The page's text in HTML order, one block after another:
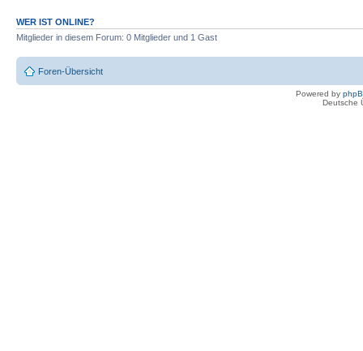
WER IST ONLINE?
Mitglieder in diesem Forum: 0 Mitglieder und 1 Gast
Foren-Übersicht
Powered by
Deutsche